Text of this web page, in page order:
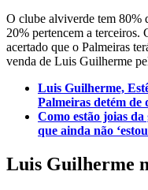
O clube alviverde tem 80%
20% pertencem a terceiros.
acertado que o Palmeiras
venda de Luis Guilherme
Luis Guilherme,
Palmeiras detém de
Como estão joias
que ainda não
Luis Guilherme